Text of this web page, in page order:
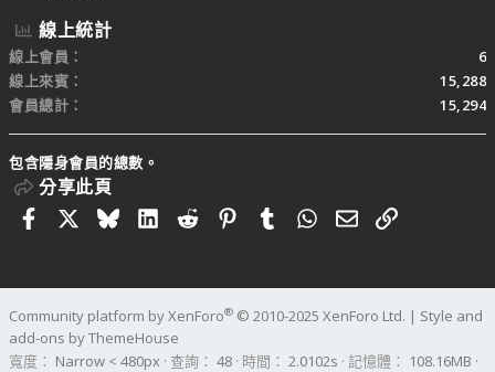
線上統計
線上會員
6
線上來賓
15,288
會員總計
15,294
包含隱身會員的總數。
分享此頁
FacebookBlueskyLinkedIn
RedditPinterestTumblrWhatsApp
電子郵件
連結
Community platform by XenForo® © 2010-2025 XenForo Ltd. | Style and
add-ons by ThemeHouse
寬度
查詢 48 時間 2.0102s 記憶體 108.16MB